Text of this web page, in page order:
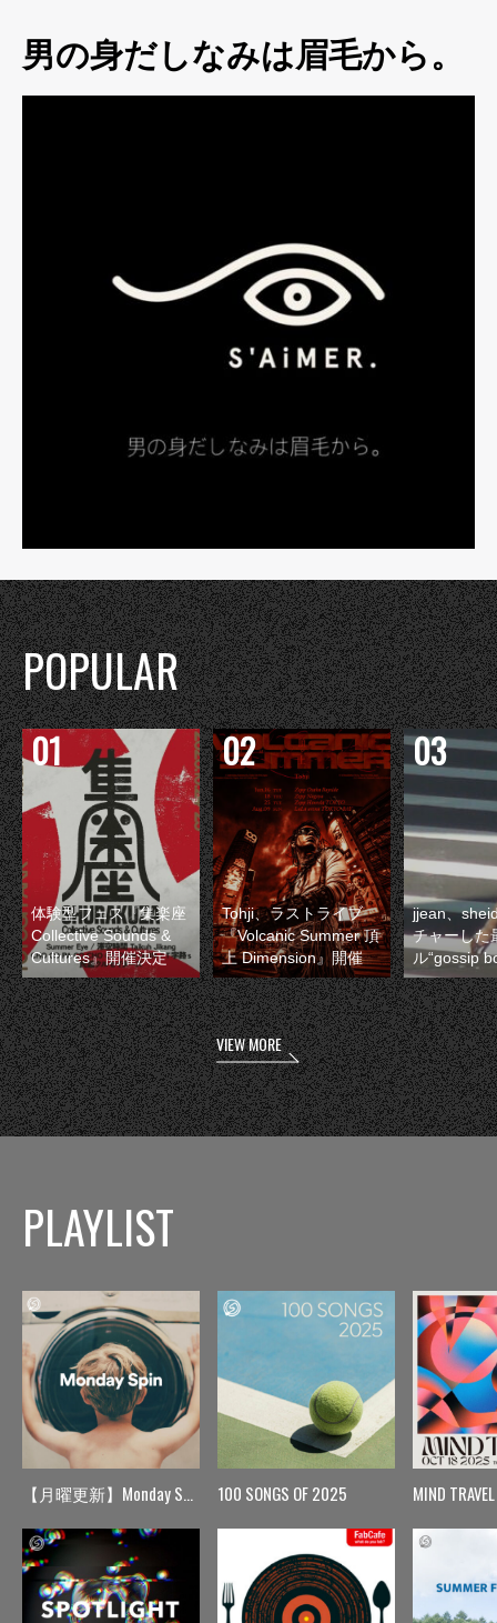
男の身だしなみは眉毛から。
POPULAR
体験型フェス『集楽座
Collective Sounds &
Cultures』開催決定
Tohji、ラストライブ
『Volcanic Summer 頂
上 Dimension』開催
jjean、
チャーした
ル“gossip
VIEW MORE
PLAYLIST
【月曜更新】Monday Spin 100 SONGS OF 2025 MIND TRAVEL